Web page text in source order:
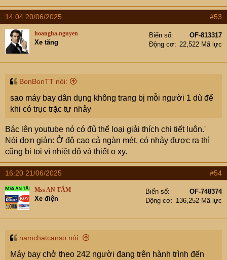
14:04 20/06/2025 #53
hoangha.nguyen
Xe tăng
Biển số
OF-813317
Động cơ
22,522 Mã lực
BonBonTT nói:
sao máy bay dân dụng không trang bị mỗi người 1 dù để
khi có trục trặc tự nhảy
Bác lên youtube nó có đủ thể loại giải thích chi tiết luôn.'
Nói đơn giản: Ở độ cao cả ngàn mét, có nhảy được ra thì
cũng bị toi vì nhiệt độ và thiết o xy.
16:20 21/06/2025 #54
Mss AN TÂM
Xe điện
Biển số
OF-748374
Động cơ
136,252 Mã lực
namchatcanso nói:
Máy bay chở theo 242 người đang trên hành trình đến